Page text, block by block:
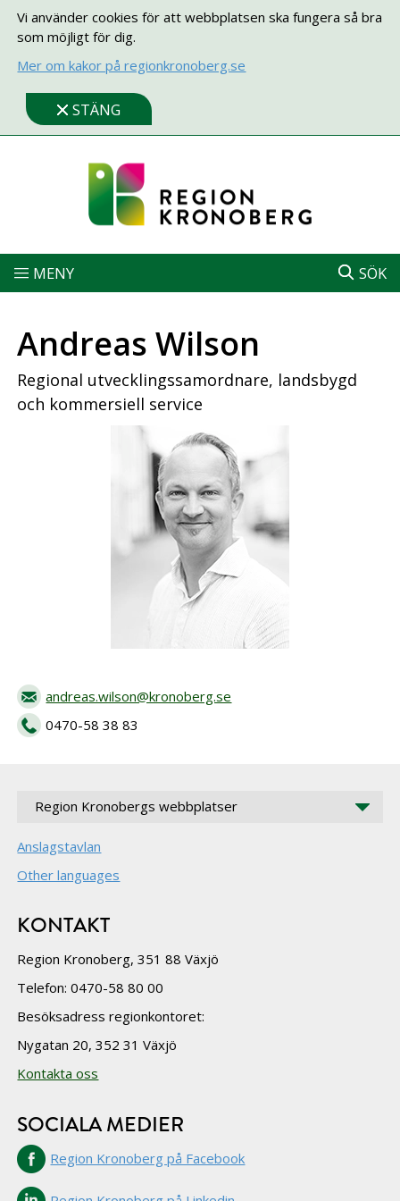
Vi använder cookies för att webbplatsen ska fungera så bra
som möjligt för dig.
Mer om kakor på regionkronoberg.se
STÄNG
MENY SÖK
Andreas Wilson
Regional utvecklingssamordnare, landsbygd
och kommersiell service
andreas.wilson@kronoberg.se
0470-58 38 83
Region Kronobergs webbplatser
Anslagstavlan
Other languages
KONTAKT
Region Kronoberg, 351 88 Växjö
Telefon: 0470-58 80 00
Besöksadress regionkontoret:
Nygatan 20, 352 31 Växjö
Kontakta oss
SOCIALA MEDIER
Region Kronoberg på Facebook